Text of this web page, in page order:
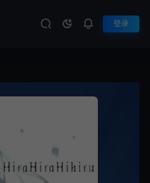
登录